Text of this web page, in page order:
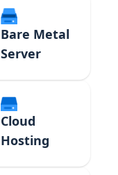
Bare Metal
Server
Cloud
Hosting